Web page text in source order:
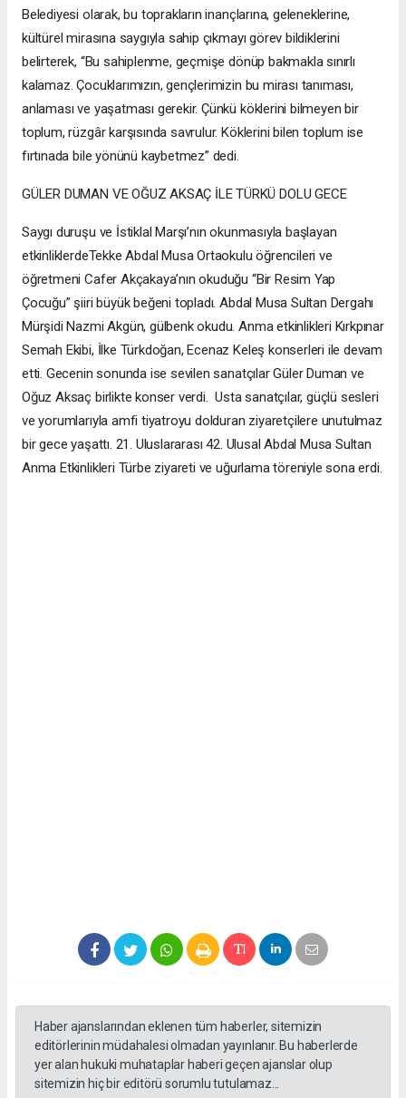
Belediyesi olarak, bu toprakların inançlarına, geleneklerine,
kültürel mirasına saygıyla sahip çıkmayı görev bildiklerini
belirterek, “Bu sahiplenme, geçmişe dönüp bakmakla sınırlı
kalamaz. Çocuklarımızın, gençlerimizin bu mirası tanıması,
anlaması ve yaşatması gerekir. Çünkü köklerini bilmeyen bir
toplum, rüzgâr karşısında savrulur. Köklerini bilen toplum ise
fırtınada bile yönünü kaybetmez” dedi.
GÜLER DUMAN VE OĞUZ AKSAÇ İLE TÜRKÜ DOLU GECE
Saygı duruşu ve İstiklal Marşı’nın okunmasıyla başlayan
etkinliklerdeTekke Abdal Musa Ortaokulu öğrencileri ve
öğretmeni Cafer Akçakaya’nın okuduğu “Bir Resim Yap
Çocuğu” şiiri büyük beğeni topladı. Abdal Musa Sultan Dergahı
Mürşidi Nazmi Akgün, gülbenk okudu. Anma etkinlikleri Kırkpınar
Semah Ekibi, İlke Türkdoğan, Ecenaz Keleş konserleri ile devam
etti. Gecenin sonunda ise sevilen sanatçılar Güler Duman ve
Oğuz Aksaç birlikte konser verdi. Usta sanatçılar, güçlü sesleri
ve yorumlarıyla amfi tiyatroyu dolduran ziyaretçilere unutulmaz
bir gece yaşattı. 21. Uluslararası 42. Ulusal Abdal Musa Sultan
Anma Etkinlikleri Türbe ziyareti ve uğurlama töreniyle sona erdi.
Haber ajanslarından eklenen tüm haberler, sitemizin
editörlerinin müdahalesi olmadan yayınlanır. Bu haberlerde
yer alan hukuki muhataplar haberi geçen ajanslar olup
sitemizin hiç bir editörü sorumlu tutulamaz...